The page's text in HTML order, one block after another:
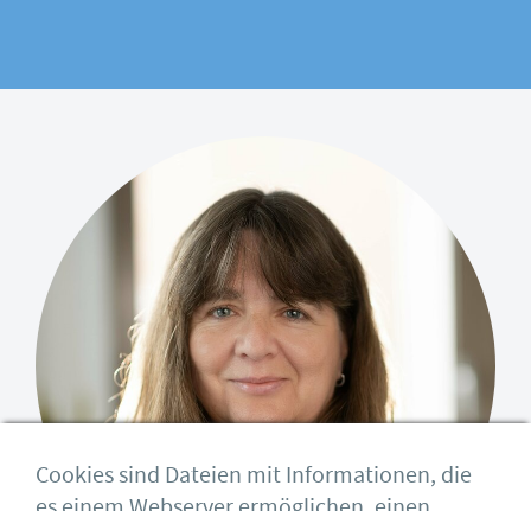
Cookies sind Dateien mit Informationen, die